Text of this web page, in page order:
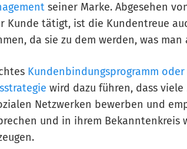
seiner Marke. Abgesehen
Kunde tätigt, ist die Kundentreue
da sie zu dem werden, was man
Kundenbindungsprogramm
wird dazu führen, dass
Netzwerken bewerben und
und in ihrem Bekanntenkreis